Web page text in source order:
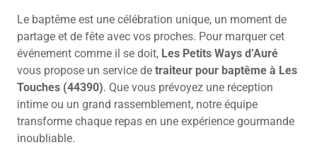
Le baptême est une célébration unique, un moment de
partage et de fête avec vos proches. Pour marquer cet
événement comme il se doit, Les Petits Ways d’Auré
vous propose un service de traiteur pour baptême à Les
Touches (44390). Que vous prévoyez une réception
intime ou un grand rassemblement, notre équipe
transforme chaque repas en une expérience gourmande
inoubliable.